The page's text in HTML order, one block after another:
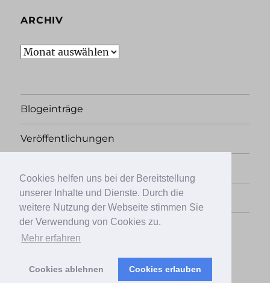
Cookies helfen uns bei der Bereitstellung
unserer Inhalte und Dienste. Durch die
weitere Nutzung der Webseite stimmen Sie
der Verwendung von Cookies zu.
Mehr erfahren
Cookies ablehnen Cookies erlauben
ARCHIV
Archiv
Blogeinträge
Veröffentlichungen
Übersicht
FacebookTwitter
Papierkrieg, der Literaturblog
Stolz präsentiert von